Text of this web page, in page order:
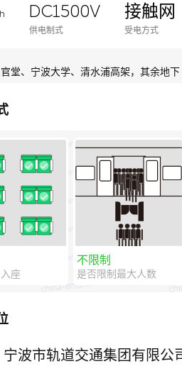
DC1500V
供电制式
接触网
受电方式
堂、宁波大学、清水浦高架，其余地下
座
不限制
是否限制最大人数
宁波市轨道交通集团有限公